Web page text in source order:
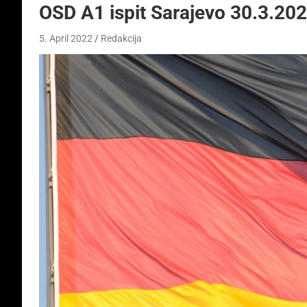
OSD A1 ispit Sarajevo
5. April 2022 Redakcija